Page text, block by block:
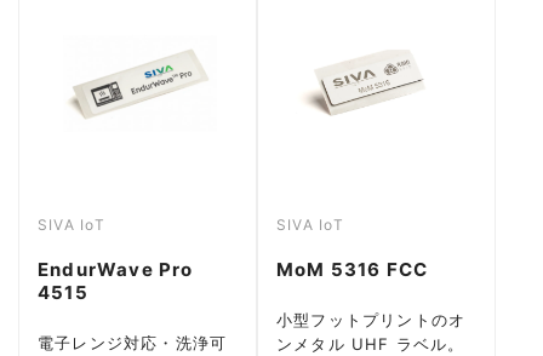
SIVA IoT
EndurWave Pro
4515
電子レンジ対応・洗浄可
SIVA IoT
MoM 5316 FCC
小型フットプリントのオ
ンメタル UHF ラベル。